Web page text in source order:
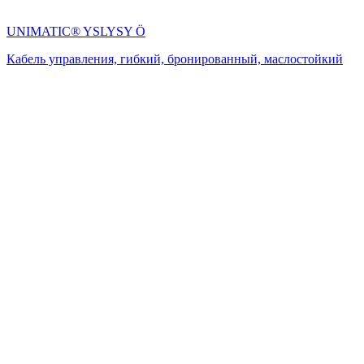
UNIMATIC® YSLYSY Ö
Кабель управления, гибкий, бронированный, маслостойкий